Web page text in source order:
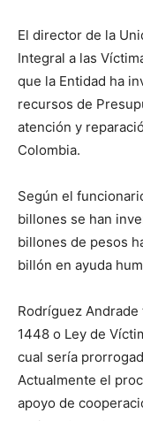
El director de la
Integral a las
que la Entidad ha
recursos de
atención y
Colombia.
Según el
billones se han
billones de pesos
billón en ayuda
Rodríguez
1448 o Ley de
cual sería
Actualmente el
apoyo de